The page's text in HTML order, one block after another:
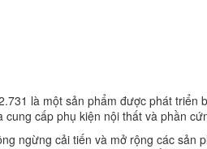
là một sản phẩm được phát
cấp phụ kiện nội thất và phần
ngừng cải tiến và mở rộng các